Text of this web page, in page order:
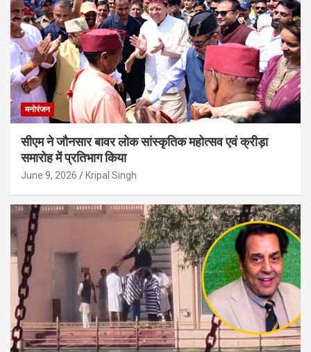
मनोरंजन
सीएम ने जौनसार बावर लोक सांस्कृतिक महोत्सव एवं क्रीड़ा
समारोह में प्रतिभाग किया
June 9, 2026 Kripal Singh